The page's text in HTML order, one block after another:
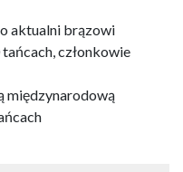
aktualni brązowi
członkowie
międzynarodową